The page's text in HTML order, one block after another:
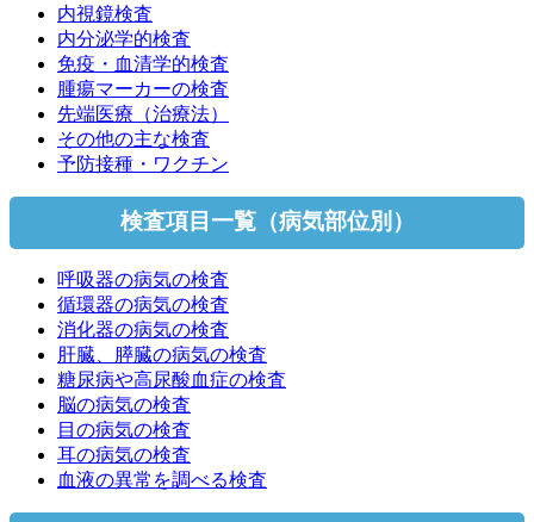
内視鏡検査
内分泌学的検査
免疫・血清学的検査
腫瘍マーカーの検査
先端医療（治療法）
その他の主な検査
予防接種・ワクチン
検査項目一覧（病気部位別）
呼吸器の病気の検査
循環器の病気の検査
消化器の病気の検査
肝臓、膵臓の病気の検査
糖尿病や高尿酸血症の検査
脳の病気の検査
目の病気の検査
耳の病気の検査
血液の異常を調べる検査